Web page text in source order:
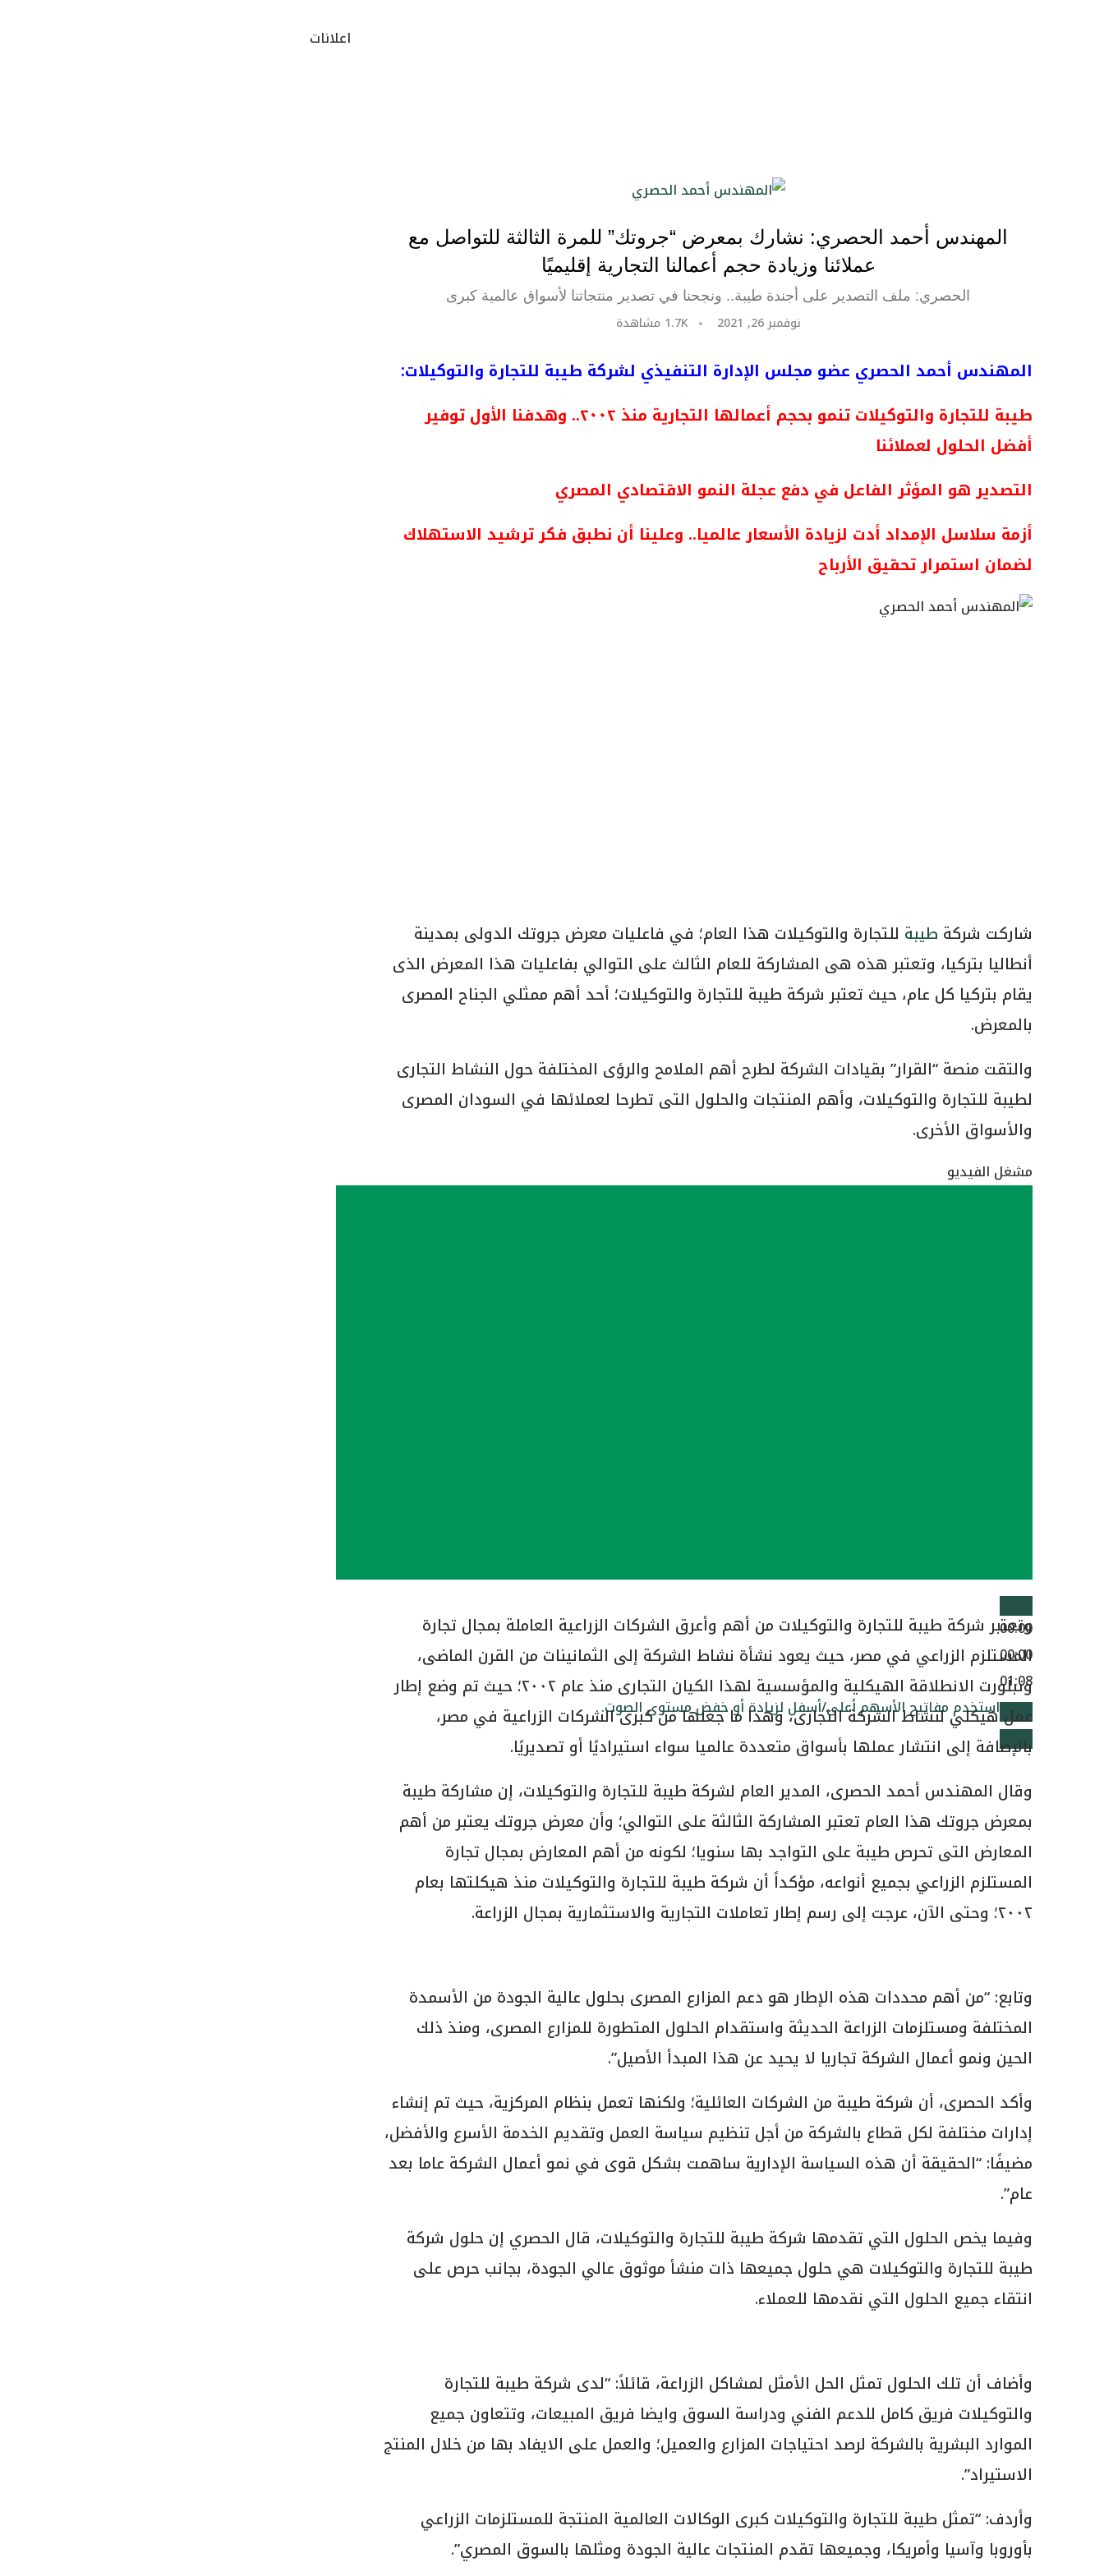
المهندس أحمد الحصري: نشارك بمعرض “جروتك” للمرة الثالثة للتواصل مع
عملائنا وزيادة حجم أعمالنا التجارية إقليميًا
الحصري: ملف التصدير على أجندة طيبة.. ونجحنا في تصدير منتجاتنا لأسواق عالمية كبرى
نوفمبر 26, 2021 1.7K مشاهدة
المهندس أحمد الحصري عضو مجلس الإدارة التنفيذي لشركة طيبة للتجارة والتوكيلات:
طيبة للتجارة والتوكيلات تنمو بحجم أعمالها التجارية منذ ٢٠٠٢.. وهدفنا الأول توفير
أفضل الحلول لعملائنا
التصدير هو المؤثر الفاعل في دفع عجلة النمو الاقتصادي المصري
أزمة سلاسل الإمداد أدت لزيادة الأسعار عالميا.. وعلينا أن نطبق فكر ترشيد الاستهلاك
لضمان استمرار تحقيق الأرباح
شاركت شركة طيبة للتجارة والتوكيلات هذا العام؛ في فاعليات معرض جروتك الدولى بمدينة
أنطاليا بتركيا، وتعتبر هذه هى المشاركة للعام الثالث على التوالي بفاعليات هذا المعرض الذى
يقام بتركيا كل عام، حيث تعتبر شركة طيبة للتجارة والتوكيلات؛ أحد أهم ممثلي الجناح المصرى
بالمعرض.
والتقت منصة “القرار” بقيادات الشركة لطرح أهم الملامح والرؤى المختلفة حول النشاط التجارى
لطيبة للتجارة والتوكيلات، وأهم المنتجات والحلول التى تطرحا لعملائها في السودان المصرى
والأسواق الأخرى.
مشغل الفيديو
00:00
00:00
01:08
استخدم مفاتيح الأسهم أعلى/أسفل لزيادة أو خفض مستوى الصوت.
وتعتبر شركة طيبة للتجارة والتوكيلات من أهم وأعرق الشركات الزراعية العاملة بمجال تجارة
المستلزم الزراعي في مصر، حيث يعود نشأة نشاط الشركة إلى الثمانينات من القرن الماضى،
وتبلورت الانطلاقة الهيكلية والمؤسسية لهذا الكيان التجارى منذ عام ٢٠٠٢؛ حيث تم وضع إطار
عمل هيكلي لنشاط الشركة التجارى، وهذا ما جعلها من كبرى الشركات الزراعية في مصر،
بالإضافة إلى انتشار عملها بأسواق متعددة عالميا سواء استيراديًا أو تصديريًا.
وقال المهندس أحمد الحصرى، المدير العام لشركة طيبة للتجارة والتوكيلات، إن مشاركة طيبة
بمعرض جروتك هذا العام تعتبر المشاركة الثالثة على التوالي؛ وأن معرض جروتك يعتبر من أهم
المعارض التى تحرص طيبة على التواجد بها سنويا؛ لكونه من أهم المعارض بمجال تجارة
المستلزم الزراعي بجميع أنواعه، مؤكداً أن شركة طيبة للتجارة والتوكيلات منذ هيكلتها بعام
٢٠٠٢؛ وحتى الآن، عرجت إلى رسم إطار تعاملات التجارية والاستثمارية بمجال الزراعة.
وتابع: “من أهم محددات هذه الإطار هو دعم المزارع المصرى بحلول عالية الجودة من الأسمدة
المختلفة ومستلزمات الزراعة الحديثة واستقدام الحلول المتطورة للمزارع المصرى، ومنذ ذلك
الحين ونمو أعمال الشركة تجاريا لا يحيد عن هذا المبدأ الأصيل”.
وأكد الحصرى، أن شركة طيبة من الشركات العائلية؛ ولكنها تعمل بنظام المركزية، حيث تم إنشاء
إدارات مختلفة لكل قطاع بالشركة من أجل تنظيم سياسة العمل وتقديم الخدمة الأسرع والأفضل،
مضيفًا: “الحقيقة أن هذه السياسة الإدارية ساهمت بشكل قوى في نمو أعمال الشركة عاما بعد
عام”.
وفيما يخص الحلول التي تقدمها شركة طيبة للتجارة والتوكيلات، قال الحصري إن حلول شركة
طيبة للتجارة والتوكيلات هي حلول جميعها ذات منشأ موثوق عالي الجودة، بجانب حرص على
انتقاء جميع الحلول التي نقدمها للعملاء.
وأضاف أن تلك الحلول تمثل الحل الأمثل لمشاكل الزراعة، قائلاً: “لدى شركة طيبة للتجارة
والتوكيلات فريق كامل للدعم الفني ودراسة السوق وايضا فريق المبيعات، وتتعاون جميع
الموارد البشرية بالشركة لرصد احتياجات المزارع والعميل؛ والعمل على الايفاد بها من خلال المنتج
الاستيراد”.
وأردف: “تمثل طيبة للتجارة والتوكيلات كبرى الوكالات العالمية المنتجة للمستلزمات الزراعي
بأوروبا وآسيا وأمريكا، وجميعها تقدم المنتجات عالية الجودة ومثلها بالسوق المصري”.
اعلانات